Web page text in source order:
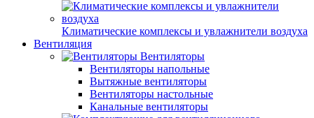
Климатические комплексы и увлажнители воздуха
Вентиляция
Вентиляторы
Вентиляторы напольные
Вытяжные вентиляторы
Вентиляторы настольные
Канальные вентиляторы